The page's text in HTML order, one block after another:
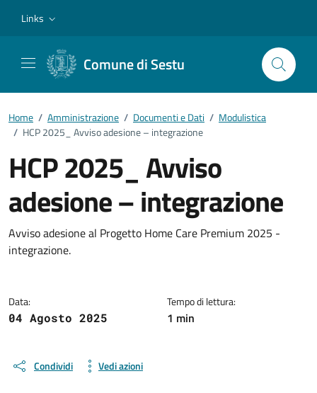
Links
Comune di Sestu
Home / Amministrazione / Documenti e Dati / Modulistica
/ HCP 2025_ Avviso adesione – integrazione
HCP 2025_ Avviso
adesione – integrazione
Dettagli del documento
Avviso adesione al Progetto Home Care Premium 2025 -
integrazione.
Data:
04 Agosto 2025
Tempo di lettura:
1 min
Condividi Vedi azioni